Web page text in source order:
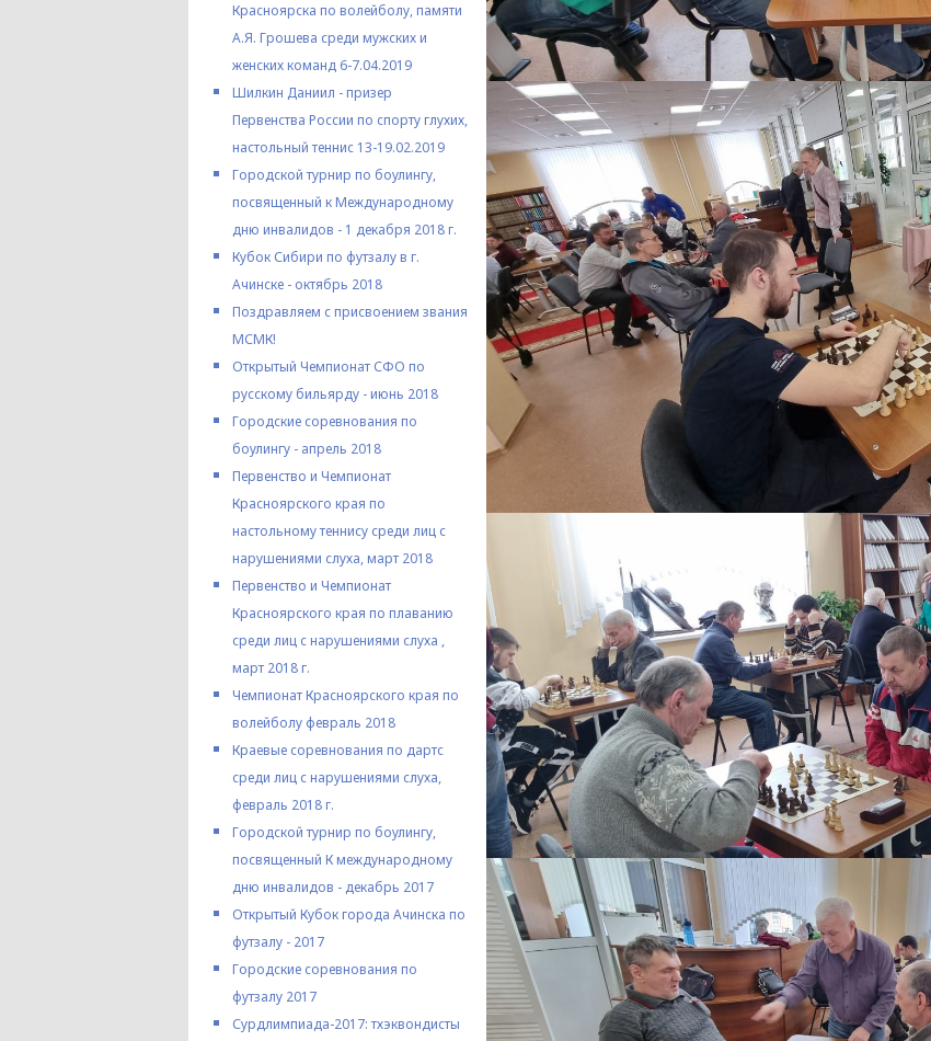
Красноярска по волейболу, памяти
А.Я. Грошева среди мужских и
женских команд 6-7.04.2019
Шилкин Даниил - призер
Первенства России по спорту глухих,
настольный теннис 13-19.02.2019
Городской турнир по боулингу,
посвященный к Международному
дню инвалидов - 1 декабря 2018 г.
Кубок Сибири по футзалу в г.
Ачинске - октябрь 2018
Поздравляем с присвоением звания
МСМК!
Открытый Чемпионат СФО по
русскому бильярду - июнь 2018
Городские соревнования по
боулингу - апрель 2018
Первенство и Чемпионат
Красноярского края по
настольному теннису среди лиц с
нарушениями слуха, март 2018
Первенство и Чемпионат
Красноярского края по плаванию
среди лиц с нарушениями слуха ,
март 2018 г.
Чемпионат Красноярского края по
волейболу февраль 2018
Краевые соревнования по дартс
среди лиц с нарушениями слуха,
февраль 2018 г.
Городской турнир по боулингу,
посвященный К международному
дню инвалидов - декабрь 2017
Открытый Кубок города Ачинска по
футзалу - 2017
Городские соревнования по
футзалу 2017
Сурдлимпиада-2017: тхэквондисты